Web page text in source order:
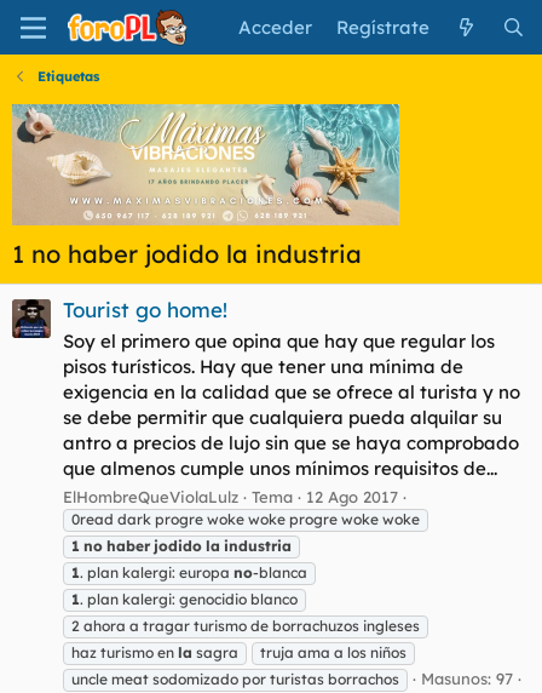
Acceder Regístrate
Etiquetas
1 no haber jodido la industria
Tourist go home!
Soy el primero que opina que hay que regular los
pisos turísticos. Hay que tener una mínima de
exigencia en la calidad que se ofrece al turista y no
se debe permitir que cualquiera pueda alquilar su
antro a precios de lujo sin que se haya comprobado
que almenos cumple unos mínimos requisitos de...
ElHombreQueViolaLulz Tema 12 Ago 2017
0read dark progre woke woke progre woke woke
1 no haber jodido la industria
1. plan kalergi: europa no-blanca
1. plan kalergi: genocidio blanco
2 ahora a tragar turismo de borrachuzos ingleses
haz turismo en la sagra
truja ama a los niños
uncle meat sodomizado por turistas borrachos
Masunos: 97